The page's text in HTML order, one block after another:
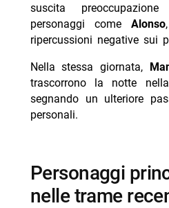
suscita
personaggi come Alonso
ripercussioni negative sui
Nella stessa giornata,
trascorrono la notte
segnando un ulteriore
personali.
personaggi principali presenti
nelle trame